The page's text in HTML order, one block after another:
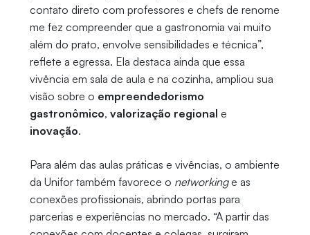
contato direto com professores e chefs de renome
me fez compreender que a gastronomia vai muito
além do prato, envolve sensibilidades e técnica”,
reflete a egressa. Ela destaca ainda que essa
vivência em sala de aula e na cozinha, ampliou sua
visão sobre o empreendedorismo
gastronômico, valorização regional e
inovação.
Para além das aulas práticas e vivências, o ambiente
da Unifor também favorece o networkinge as
conexões profissionais, abrindo portas para
parcerias e experiências no mercado. “A partir das